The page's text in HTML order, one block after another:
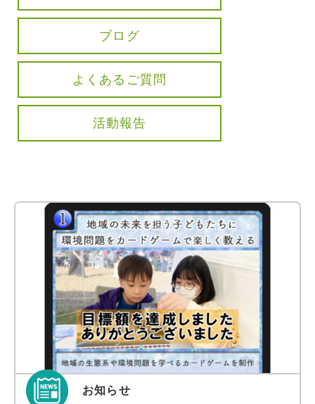
ブログ
よくあるご質問
活動報告
お知らせ